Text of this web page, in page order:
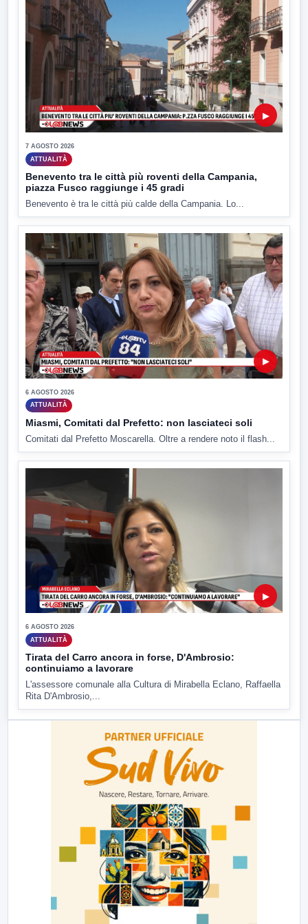
▶
7 AGOSTO 2026
ATTUALITÀ
Benevento tra le città più roventi della Campania,
piazza Fusco raggiunge i 45 gradi
Benevento è tra le città più calde della Campania. Lo...
▶
6 AGOSTO 2026
ATTUALITÀ
Miasmi, Comitati dal Prefetto: non lasciateci soli
Comitati dal Prefetto Moscarella. Oltre a rendere noto il flash...
▶
6 AGOSTO 2026
ATTUALITÀ
Tirata del Carro ancora in forse, D'Ambrosio:
continuiamo a lavorare
L'assessore comunale alla Cultura di Mirabella Eclano, Raffaella
Rita D'Ambrosio,...